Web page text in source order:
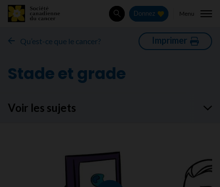
Rechercher
Donnez Menu
Qu’est-ce que le cancer? Imprimer
Stade et grade
Voir les sujets